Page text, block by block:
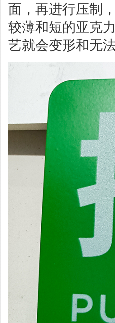
面，再进行压制
较薄和短的亚克
艺就会变形和无